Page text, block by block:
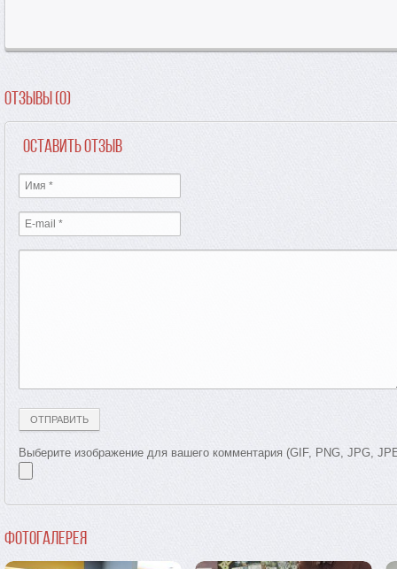
Отзывы (0)
Оставить отзыв
Выберите изображение для вашего комментария (GIF, PNG, JPG,
Фотогалерея